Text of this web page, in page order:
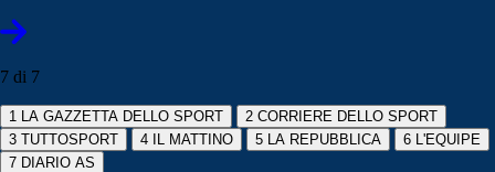
7 di 7
1 LA GAZZETTA DELLO SPORT 2 CORRIERE DELLO SPORT
3 TUTTOSPORT 4 IL MATTINO 5 LA REPUBBLICA 6
L'EQUIPE
7 DIARIO AS